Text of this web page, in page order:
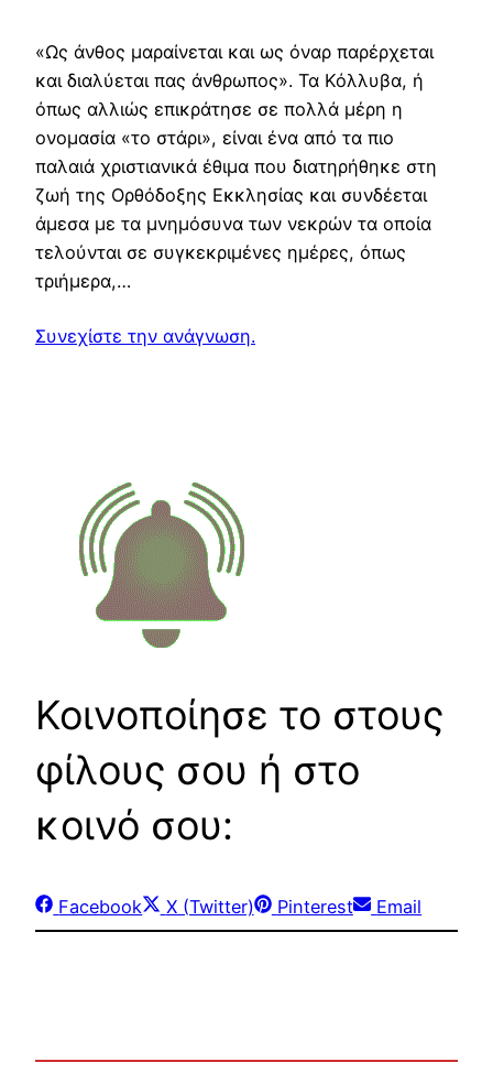
«Ως άνθος μαραίνεται και ως όναρ παρέρχεται
και διαλύεται πας άνθρωπος». Τα Κόλλυβα, ή
όπως αλλιώς επικράτησε σε πολλά μέρη η
ονομασία «το στάρι», είναι ένα από τα πιο
παλαιά χριστιανικά έθιμα που διατηρήθηκε στη
ζωή της Ορθόδοξης Εκκλησίας και συνδέεται
άμεσα με τα μνημόσυνα των νεκρών τα οποία
τελούνται σε συγκεκριμένες ημέρες, όπως
τριήμερα,…
Συνεχίστε την ανάγνωση.
Κοινοποίησε το στους
φίλους σου ή στο
κοινό σου:
Share
on
Facebook
Share
on
X (Twitter)
Share
on
Pinterest
Share
on
Email